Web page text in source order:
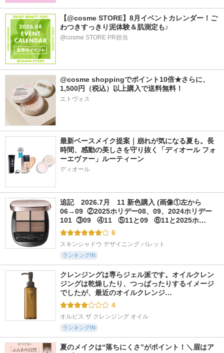
【@cosme STORE】8月イベントカレンダー！ご
わつきすっきり泥体験＆肌測定も♪
@cosme STORE PR担当
@cosme shoppingでポイント10倍★さらに、
1,500円（税込）以上購入で送料無料！
エトヴォス
最新ベースメイク提案｜崩れが気になる夏も。長
時間、感動の美しさを守り抜く「ディオール フォ
ーエヴァー」ルーティーン
ディオール
追記　2026.7月　11 新色購入 (画像①左から
06→09  ②2025ホリデー08、09、2024ホリデー
101  ③09   ④11   ⑤11と09   ⑥11と2025ホ…
6
スキンシャドウ デザイニング パレット
ランキングIN
クレンジングは専らジェル派です。オイルクレン
ジングは乾燥したり、つっぱったりするイメージ
でしたが、最近のオイルクレンジ…
4
オルビス ザ クレンジング オイル
ランキングIN
夏のメイクは“落ちにくさ”がポイント！＼眉はア